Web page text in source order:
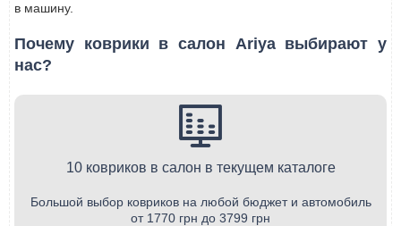
в машину.
Почему коврики в салон Ariya выбирают у
нас?
10 ковриков в салон в текущем каталоге
Большой выбор ковриков на любой бюджет и автомобиль
от 1770 грн до 3799 грн